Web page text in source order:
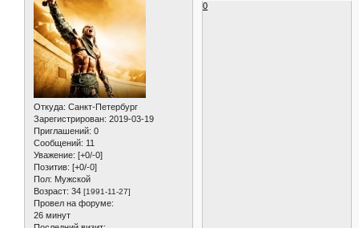
Откуда: Санкт-Петербург
Зарегистрирован: 2019-03-19
Приглашений: 0
Сообщений: 11
Уважение: [+0/-0]
Позитив: [+0/-0]
Пол: Мужской
Возраст: 34 [1991-11-27]
Провел на форуме:
26 минут
0